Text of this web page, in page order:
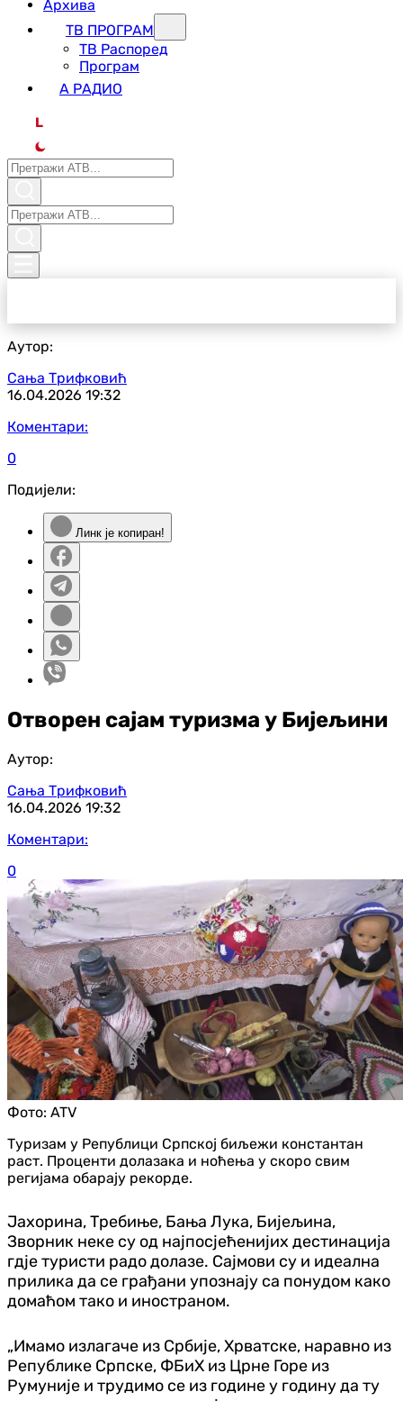
Архива
ТВ ПРОГРАМ
ТВ Распоред
Програм
А РАДИО
L
Аутор:
Сања Трифковић
16.04.2026 19:32
Коментари:
0
Подијели:
Линк је копиран!
Отворен сајам туризма у Бијељини
Аутор:
Сања Трифковић
16.04.2026 19:32
Коментари:
0
Фото: ATV
Туризам у Републици Српској биљежи константан
раст. Проценти долазака и ноћења у скоро свим
регијама обарају рекорде.
Јахорина, Требиње, Бања Лука, Бијељина,
Зворник неке су од најпосјећенијих дестинација
гдје туристи радо долазе. Сајмови су и идеална
прилика да се грађани упознају са понудом како
домаћом тако и иностраном.
„Имамо излагаче из Србије, Хрватске, наравно из
Републике Српске, ФБиХ из Црне Горе из
Румуније и трудимо се из године у годину да ту